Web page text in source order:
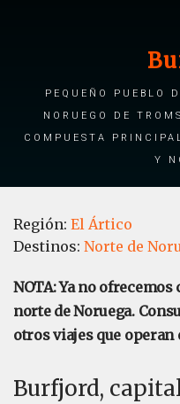
Pequeño pueblo
noruego de
compuesta
y
Región: El Ártico
Destinos: Norte de
NOTA: Ya no
norte de Noruega.
otros viajes que
Burfjord,